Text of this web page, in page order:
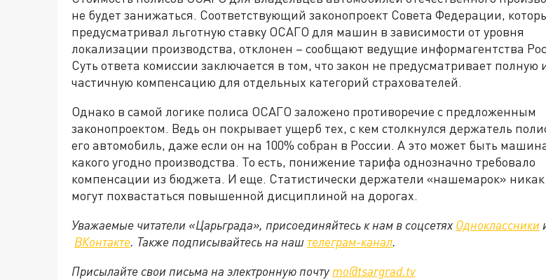
не будет занижаться. Соответствующий законопроект Совета Федерации,
предусматривал льготную ставку ОСАГО для машин в зависимости от уровня
локализации производства, отклонен – сообщают ведущие информагентства
Суть ответа комиссии заключается в том, что закон не предусматривает полную
частичную компенсацию для отдельных категорий страхователей.
Однако в самой логике полиса ОСАГО заложено противоречие с предложенным
законопроектом. Ведь он покрывает ущерб тех, с кем столкнулся держатель
его автомобиль, даже если он на 100% собран в России. А это может быть
какого угодно производства. То есть, понижение тарифа однозначно требовало
компенсации из бюджета. И еще. Статистически держатели «нашемарок» никак
могут похвастаться повышенной дисциплиной на дорогах.
Уважаемые читатели «Царьграда», присоединяйтесь к нам в соцсетях Одноклассники
ВКонтакте. Также подписывайтесь на наш телеграм-канал.
Присылайте свои письма на электронную почту mo@tsargrad.tv